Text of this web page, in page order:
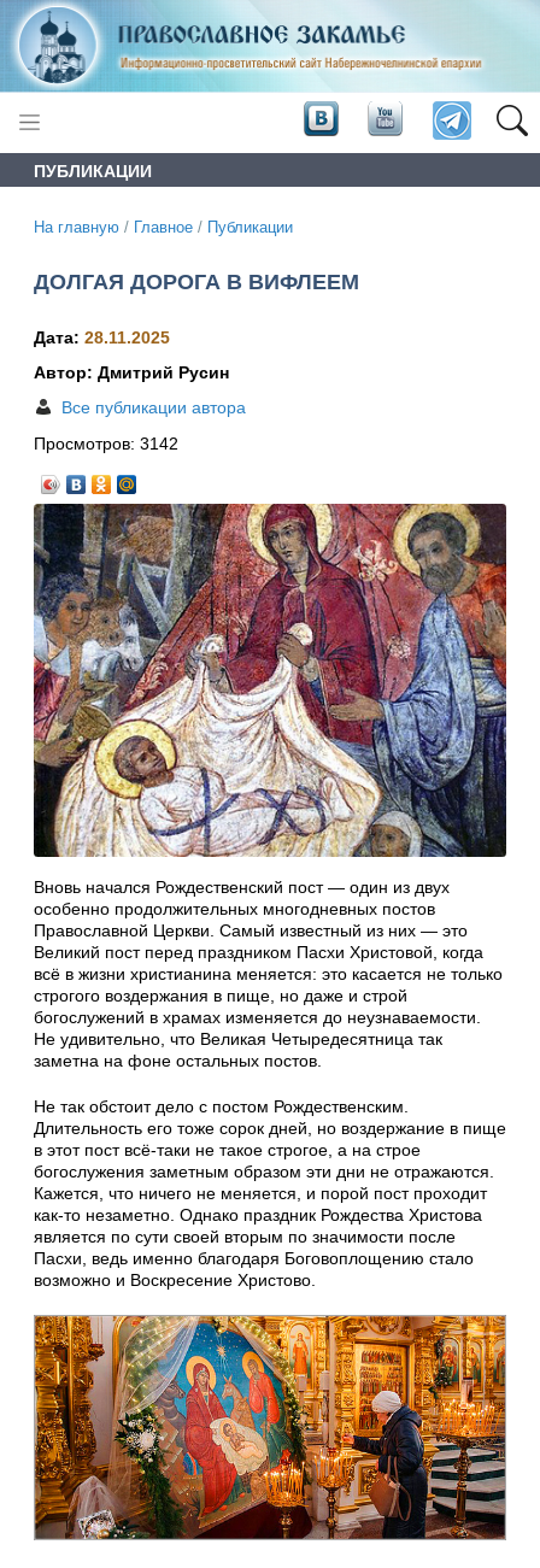
ПУБЛИКАЦИИ
На главную / Главное / Публикации
ДОЛГАЯ ДОРОГА В ВИФЛЕЕМ
Дата: 28.11.2025
Автор: Дмитрий Русин
Все публикации автора
Просмотров: 3142
Вновь начался Рождественский пост — один из двух
особенно продолжительных многодневных постов
Православной Церкви. Самый известный из них — это
Великий пост перед праздником Пасхи Христовой, когда
всё в жизни христианина меняется: это касается не только
строгого воздержания в пище, но даже и строй
богослужений в храмах изменяется до неузнаваемости.
Не удивительно, что Великая Четыредесятница так
заметна на фоне остальных постов.
Не так обстоит дело с постом Рождественским.
Длительность его тоже сорок дней, но воздержание в пище
в этот пост всё-таки не такое строгое, а на строе
богослужения заметным образом эти дни не отражаются.
Кажется, что ничего не меняется, и порой пост проходит
как-то незаметно. Однако праздник Рождества Христова
является по сути своей вторым по значимости после
Пасхи, ведь именно благодаря Боговоплощению стало
возможно и Воскресение Христово.